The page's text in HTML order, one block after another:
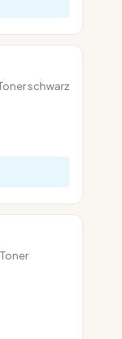
schwarz